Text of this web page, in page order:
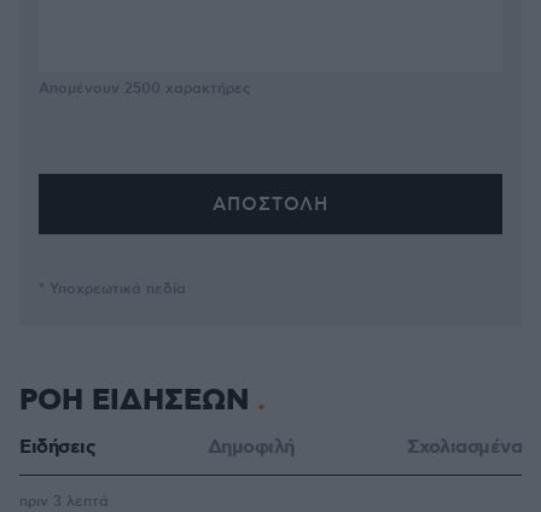
Απομένουν 2500 χαρακτήρες
* Υποχρεωτικά πεδία
ΡΟΗ ΕΙΔΗΣΕΩΝ
Ειδήσεις Δημοφιλή Σχολιασμένα
πριν 3 λεπτά